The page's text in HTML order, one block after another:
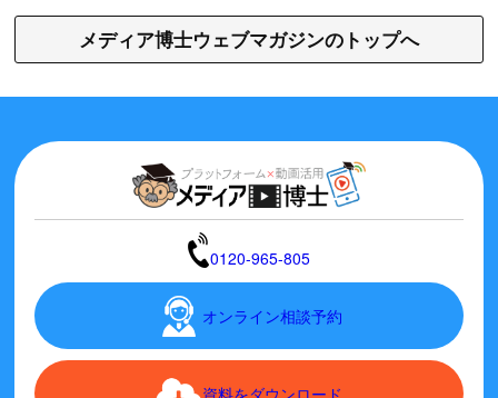
メディア博士ウェブマガジンのトップへ
0120-965-805
オンライン相談予約
資料をダウンロード